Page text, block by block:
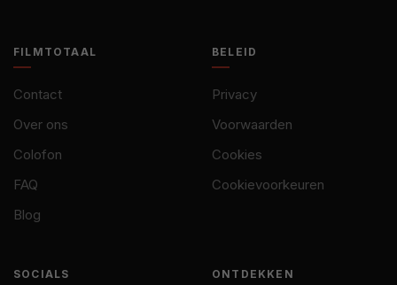
FILMTOTAAL
Contact
Over ons
Colofon
FAQ
Blog
BELEID
Privacy
Voorwaarden
Cookies
Cookievoorkeuren
SOCIALS ONTDEKKEN